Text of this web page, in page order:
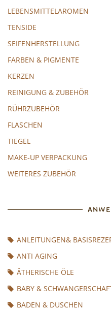
LEBENSMITTELAROMEN
TENSIDE
SEIFENHERSTELLUNG
FARBEN & PIGMENTE
KERZEN
REINIGUNG & ZUBEHÖR
RÜHRZUBEHÖR
FLASCHEN
TIEGEL
MAKE-UP VERPACKUNG
WEITERES ZUBEHÖR
ANLEITUNGEN&
ANTI AGING
ÄTHERISCHE ÖLE
BABY &
BADEN & DUSCHEN